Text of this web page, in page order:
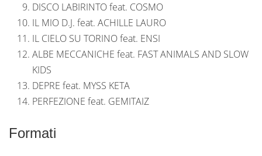
DISCO LABIRINTO feat. COSMO
IL MIO D.J. feat. ACHILLE LAURO
IL CIELO SU TORINO feat. ENSI
ALBE MECCANICHE feat. FAST ANIMALS AND SLOW
KIDS
DEPRE feat. MYSS KETA
PERFEZIONE feat. GEMITAIZ
Formati